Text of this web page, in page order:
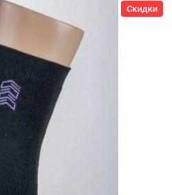
Скидки